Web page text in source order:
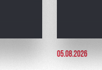
05.08.2026